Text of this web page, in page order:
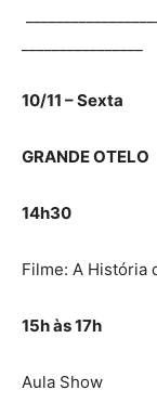
10/11 – Sexta
GRANDE OTELO
14h30
Filme: A História
15h às 17h
Aula Show